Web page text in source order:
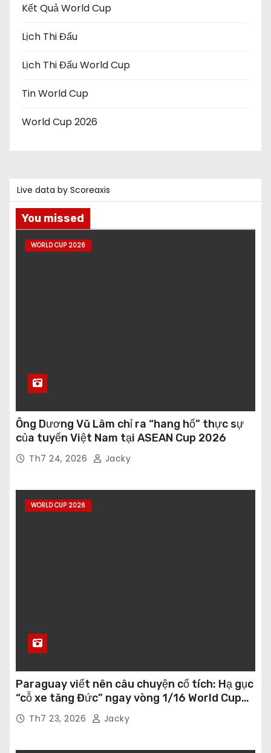
Kết Quả World Cup
Lịch Thi Đấu
Lịch Thi Đấu World Cup
Tin World Cup
World Cup 2026
Live data by Scoreaxis
You missed
WORLD CUP 2026
Ông Dương Vũ Lâm chỉ ra “hang hổ” thực sự
của tuyển Việt Nam tại ASEAN Cup 2026
Th7 24, 2026 Jacky
WORLD CUP 2026
Paraguay viết nên câu chuyện cổ tích: Hạ gục
“cỗ xe tăng Đức” ngay vòng 1/16 World Cup
2026Th7 23, 2026 Jacky